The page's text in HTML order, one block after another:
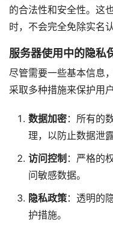
的合法性和安全性。这
时，不会完全免除实名
服务器使用中的隐私
尽管需要一些基本信息
采取多种措施来保护用
数据加密：所有的
理，以防止数据泄露
访问控制 ：严格的
问敏感数据。
隐私政策：透明的
护措施。